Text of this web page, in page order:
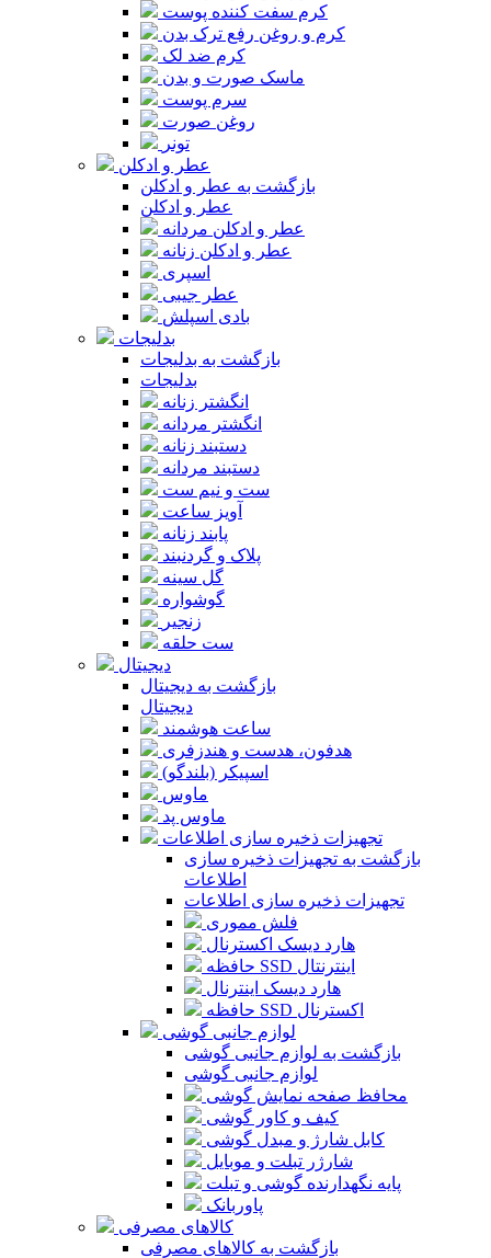
کرم سفت کننده پوست
کرم و روغن رفع ترک بدن
کرم ضد لک
ماسک صورت و بدن
سرم پوست
روغن صورت
تونر
عطر و ادکلن
بازگشت به عطر و ادکلن
عطر و ادکلن
عطر و ادکلن مردانه
عطر و ادکلن زنانه
اسپری
عطر جیبی
بادی اسپلش
بدلیجات
بازگشت به بدلیجات
بدلیجات
انگشتر زنانه
انگشتر مردانه
دستبند زنانه
دستبند مردانه
ست و نیم ست
آویز ساعت
پابند زنانه
پلاک و گردنبند
گل سینه
گوشواره
زنجیر
ست حلقه
دیجیتال
بازگشت به دیجیتال
دیجیتال
ساعت هوشمند
هدفون، هدست و هندزفری
اسپیکر (بلندگو)
ماوس
ماوس پد
تجهیزات ذخیره سازی اطلاعات
بازگشت به تجهیزات ذخیره سازی
اطلاعات
تجهیزات ذخیره سازی اطلاعات
فلش مموری
هارد دیسک اکسترنال
حافظه SSD اینترنتال
هارد دیسک اینترنال
حافظه SSD اکسترنال
لوازم جانبی گوشی
بازگشت به لوازم جانبی گوشی
لوازم جانبی گوشی
محافظ صفحه نمایش گوشی
کیف و کاور گوشی
کابل شارژ و مبدل گوشی
شارژر تبلت و موبایل
پایه نگهدارنده گوشی و تبلت
پاوربانک
کالاهای مصرفی
بازگشت به کالاهای مصرفی